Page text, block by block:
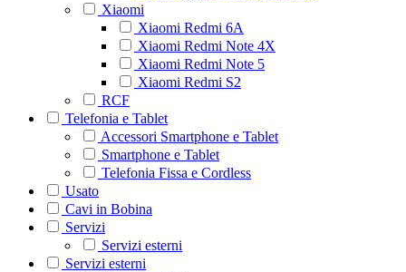
Xiaomi
Xiaomi Redmi 6A
Xiaomi Redmi Note 4X
Xiaomi Redmi Note 5
Xiaomi Redmi S2
RCF
Telefonia e Tablet
Accessori Smartphone e Tablet
Smartphone e Tablet
Telefonia Fissa e Cordless
Usato
Cavi in Bobina
Servizi
Servizi esterni
Servizi esterni